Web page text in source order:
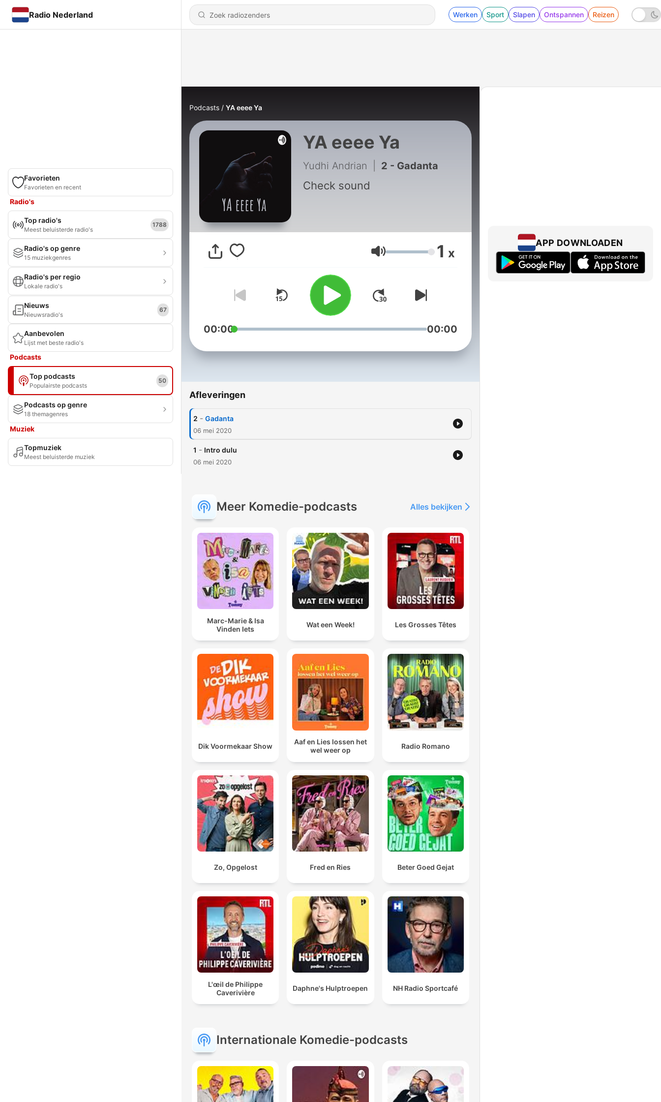
Radio Nederland Werken Sport Slapen Ontspannen Reizen
Favorieten
Favorieten en recent
Radio's
Top radio's
Meest beluisterde radio's
1788
Radio's op genre
15 muziekgenres
Radio's per regio
Lokale radio's
Nieuws
Nieuwsradio's
67
Aanbevolen
Lijst met beste radio's
Podcasts
Top podcasts
Populairste podcasts
50
Podcasts op genre
18 themagenres
Muziek
Topmuziek
Meest beluisterde muziek
Podcasts YA eeee Ya
YA eeee Ya
Yudhi Andrian 2 - Gadanta
Check sound
Volume 1 x
00:00 00:00
Afleveringen
2 - Gadanta
06 mei 2020
1 - Intro dulu
06 mei 2020
Meer Komedie-podcasts Alles bekijken
Marc-Marie & Isa
Vinden Iets
Wat een Week! Les Grosses Têtes
Dik Voormekaar Show
Aaf en Lies lossen het
wel weer op
Radio Romano
Zo, Opgelost Fred en Ries Beter Goed Gejat
L'œil de Philippe
Caverivière
Daphne's Hulptroepen NH Radio Sportcafé
Internationale Komedie-podcasts
APP DOWNLOADEN